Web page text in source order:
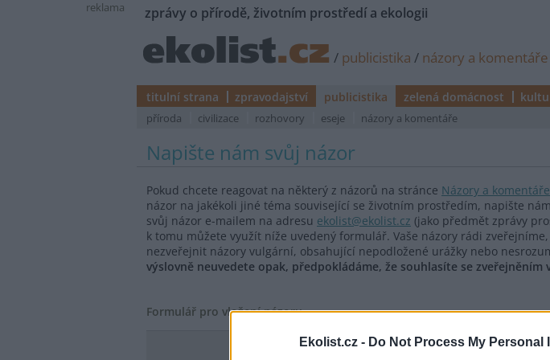
Ekolist.cz - Do Not Process My Personal
reklama zprávy o přírodě, životním prostředí a ekologii
/ publicistika / názory a komentáře
titulní strana zpravodajství publicistika zelená domácnost
příroda civilizace rozhovory eseje názory a komentáře
Napište nám svůj názor
Pokud chcete reagovat na některý z názorů na stránce Názory a komentáře
názor na jakékoli jiné téma související se životním prostředím, napište
svůj názor e-mailem na adresu ekolist@ekolist.cz (jako předmět zprávy
k tomu můžete využít níže uvedený formulář. Vaše názory rádi
nezveřejnit názory vulgární, obsahující nepodložené urážky nebo
výslovně neuvedete opak, předpokládáme, že souhlasíte se zveřejněním
Formulář pro vložení názoru